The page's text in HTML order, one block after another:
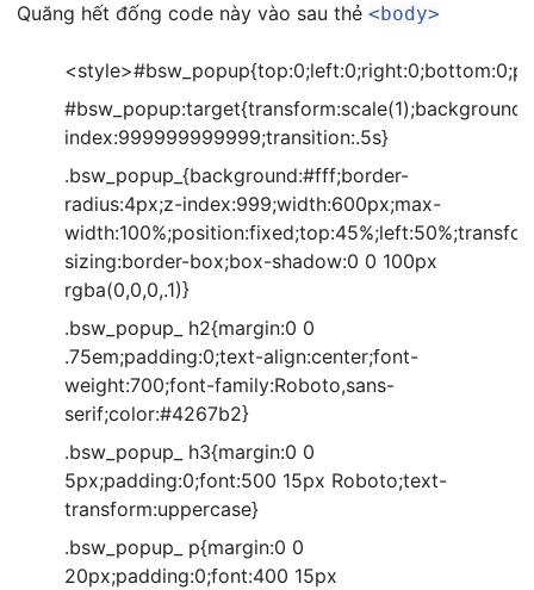
Quăng hết đống code này vào sau thẻ <body>
index:999999999999;transition:.5s}
.bsw_popup_{background:#fff;border-
radius:4px;z-index:999;width:600px;max-
sizing:border-box;box-shadow:0 0 100px
rgba(0,0,0,.1)}
.bsw_popup_ h2{margin:0 0
.75em;padding:0;text-align:center;font-
weight:700;font-family:Roboto,sans-
serif;color:#4267b2}
.bsw_popup_ h3{margin:0 0
5px;padding:0;font:500 15px Roboto;text-
transform:uppercase}
.bsw_popup_ p{margin:0 0
20px;padding:0;font:400 15px